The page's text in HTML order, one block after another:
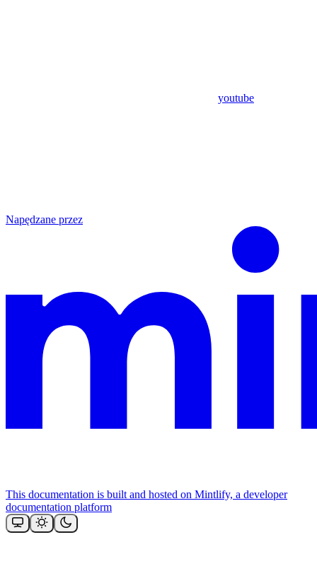
youtube
Napędzane przez
This documentation is built and hosted on Mintlify, a developer
documentation platform